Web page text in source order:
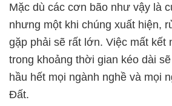
Mặc dù các cơn bão như vậy là
nhưng một khi chúng xuất hiện,
gặp phải sẽ rất lớn. Việc mất kết
trong khoảng thời gian kéo dài
hầu hết mọi ngành nghề và mọi
Đất.